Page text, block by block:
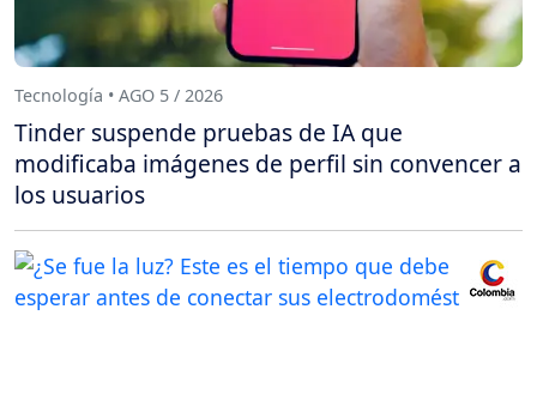
Tecnología • AGO 5 / 2026
Tinder suspende pruebas de IA que
modificaba imágenes de perfil sin convencer a
los usuarios